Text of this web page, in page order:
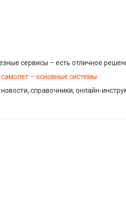
сервисы – есть отличное
самолет – основные системы
справочники, онлайн-